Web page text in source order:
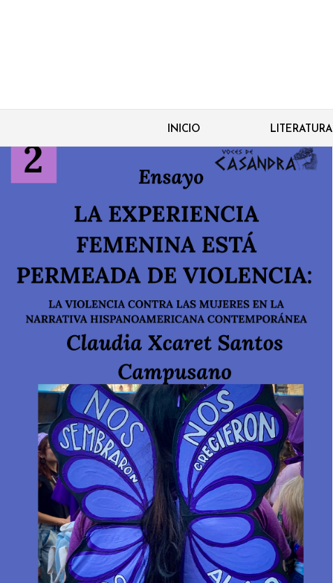
INICIO LITERATURA